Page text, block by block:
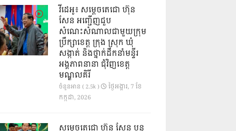
វីដេអូ៖ សម្តេចតេជោ ហ៊ុន
សែន អញ្ជើញជួប
សំណេះសំណាលជាមួយក្រុម
ប្រឹក្សាខេត្ត ក្រុង ស្រុក ឃុំ
សង្កាត់ និងថ្នាក់ដឹកនាំមន្ទីរ
អង្គភាពនានា ជុំវិញខេត្ត
មណ្ឌលគិរី
ចំនួនអាន ( 2.5k )
ថ្ងៃ​អង្គារ, 7 ខែ​
កក្កដា, 2026
សម្តេចតេជោ ហ៊ុន សែន បន្ត